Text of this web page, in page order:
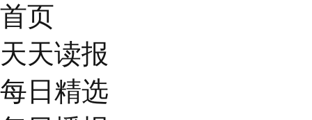
首页
天天读报
每日精选